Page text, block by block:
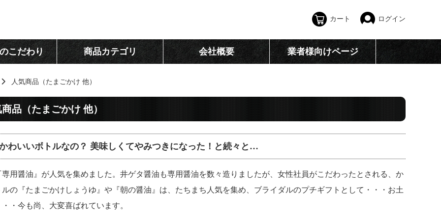
カート ログイン
こだわり 商品カテゴリ 会社概要 業者様向けページ
人気商品（たまごかけ 他）
品（たまごかけ 他）
わいいボトルなの？ 美味しくてやみつきになった！と続々と…
用醤油』が人気を集めました。井ゲタ醤油も専用醤油を数々造りましたが、女性社員がこだわったとされる、か
の『たまごかけしょうゆ』や『朝の醤油』は、たちまち人気を集め、ブライダルのプチギフトとして・・・お土
・今も尚、大変喜ばれています。